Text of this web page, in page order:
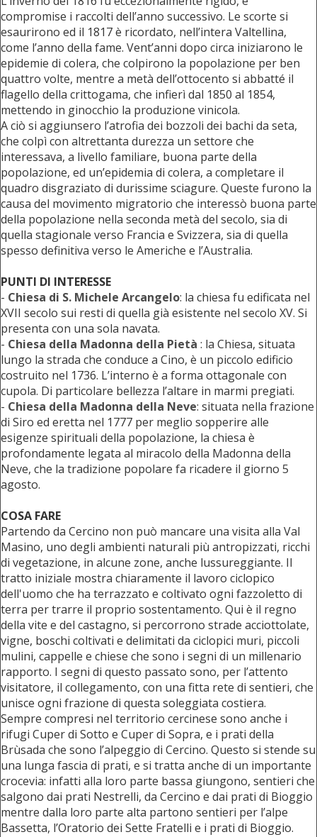
compromise i raccolti dell’anno successivo. Le scorte si
esaurirono ed il 1817 è ricordato, nell’intera Valtellina,
come l’anno della fame. Vent’anni dopo circa iniziarono le
epidemie di colera, che colpirono la popolazione per ben
quattro volte, mentre a metà dell’ottocento si abbatté il
flagello della crittogama, che infierì dal 1850 al 1854,
mettendo in ginocchio la produzione vinicola.
A ciò si aggiunsero l’atrofia dei bozzoli dei bachi da seta,
che colpì con altrettanta durezza un settore che
interessava, a livello familiare, buona parte della
popolazione, ed un’epidemia di colera, a completare il
quadro disgraziato di durissime sciagure. Queste furono la
causa del movimento migratorio che interessò buona parte
della popolazione nella seconda metà del secolo, sia di
quella stagionale verso Francia e Svizzera, sia di quella
spesso definitiva verso le Americhe e l’Australia.
PUNTI DI INTERESSE
- Chiesa di S. Michele Arcangelo: la chiesa fu edificata nel
XVII secolo sui resti di quella già esistente nel secolo XV. Si
presenta con una sola navata.
- Chiesa della Madonna della Pietà : la Chiesa, situata
lungo la strada che conduce a Cino, è un piccolo edificio
costruito nel 1736. L’interno è a forma ottagonale con
cupola. Di particolare bellezza l’altare in marmi pregiati.
- Chiesa della Madonna della Neve: situata nella frazione
di Siro ed eretta nel 1777 per meglio sopperire alle
esigenze spirituali della popolazione, la chiesa è
profondamente legata al miracolo della Madonna della
Neve, che la tradizione popolare fa ricadere il giorno 5
agosto.
COSA FARE
Partendo da Cercino non può mancare una visita alla Val
Masino, uno degli ambienti naturali più antropizzati, ricchi
di vegetazione, in alcune zone, anche lussureggiante. Il
tratto iniziale mostra chiaramente il lavoro ciclopico
dell'uomo che ha terrazzato e coltivato ogni fazzoletto di
terra per trarre il proprio sostentamento. Qui è il regno
della vite e del castagno, si percorrono strade acciottolate,
vigne, boschi coltivati e delimitati da ciclopici muri, piccoli
mulini, cappelle e chiese che sono i segni di un millenario
rapporto. I segni di questo passato sono, per l’attento
visitatore, il collegamento, con una fitta rete di sentieri, che
unisce ogni frazione di questa soleggiata costiera.
Sempre compresi nel territorio cercinese sono anche i
rifugi Cuper di Sotto e Cuper di Sopra, e i prati della
Brùsada che sono l’alpeggio di Cercino. Questo si stende su
una lunga fascia di prati, e si tratta anche di un importante
crocevia: infatti alla loro parte bassa giungono, sentieri che
salgono dai prati Nestrelli, da Cercino e dai prati di Bioggio
mentre dalla loro parte alta partono sentieri per l’alpe
Bassetta, l’Oratorio dei Sette Fratelli e i prati di Bioggio.